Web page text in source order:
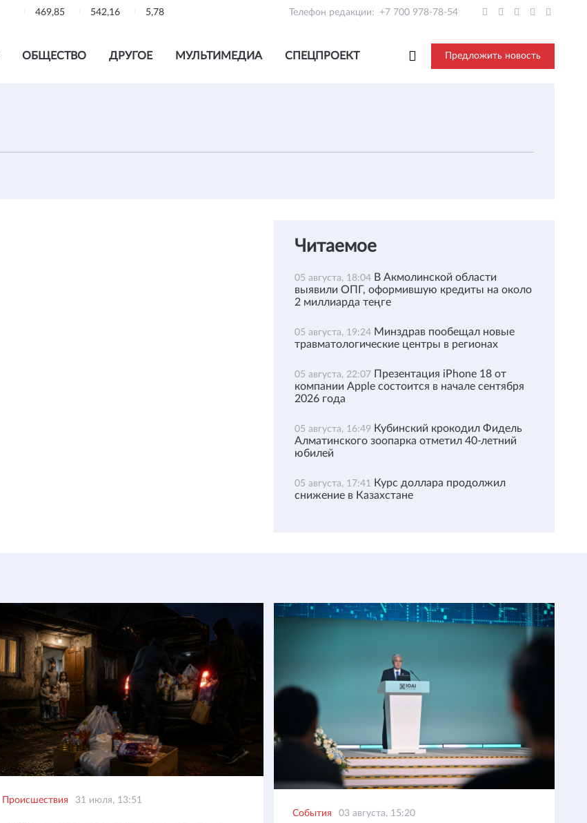
469,85 542,16 5,78 Телефон редакции: +7 700 978-78-54
ОБЩЕСТВО ДРУГОЕ МУЛЬТИМЕДИА СПЕЦПРОЕКТ Предложить новость
Читаемое
05 августа, 18:04 В Акмолинской области
выявили ОПГ, оформившую кредиты на около
2 миллиарда теңге
05 августа, 19:24 Минздрав пообещал новые
травматологические центры в регионах
05 августа, 22:07 Презентация iPhone 18 от
компании Apple состоится в начале сентября
2026 года
05 августа, 16:49 Кубинский крокодил Фидель
Алматинского зоопарка отметил 40-летний
юбилей
05 августа, 17:41 Курс доллара продолжил
снижение в Казахстане
Происшествия 31 июля, 13:51
События 03 августа, 15:20